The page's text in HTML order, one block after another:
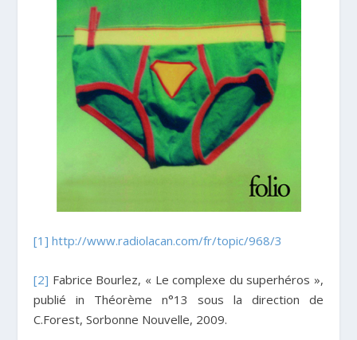
[1] http://www.radiolacan.com/fr/topic/968/3
[2] Fabrice Bourlez, « Le complexe du superhéros »,
publié in Théorème n°13 sous la direction de
C.Forest, Sorbonne Nouvelle, 2009.